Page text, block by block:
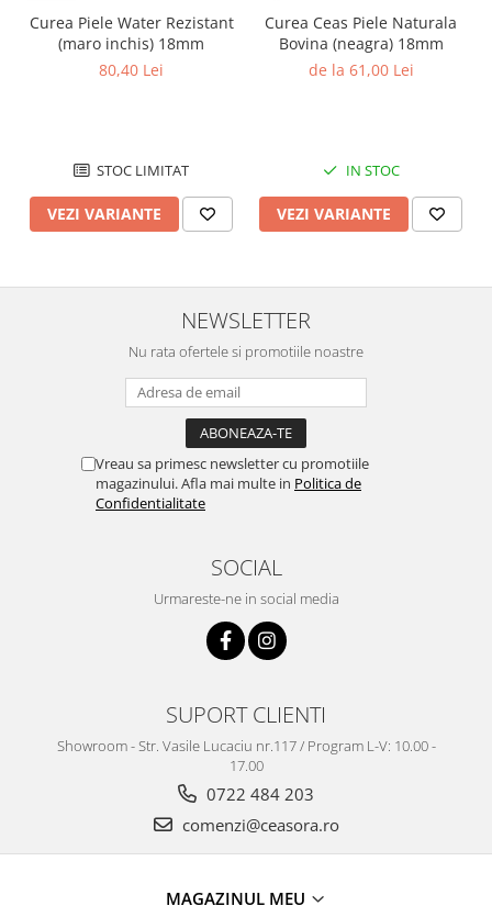
Curatare si Intretinere
Cutii Pastrare Ceasuri
Dispozitive Bratari si Curele
Lupe, Dispozitive Optice
Mecanisme Ceas
Piese Ceasuri
Suporti de Lucru
Surubelnite fine
Truse / Kituri Ceasornicar
Curea Piele Water Rezistant
(maro inchis) 18mm
80,40 Lei
STOC LIMITAT
VEZI VARIANTE
Curea Ceas Piele Naturala
Bovina (neagra) 18mm
de la 61,00 Lei
IN STOC
VEZI VARIANTE
NEWSLETTER
Nu rata ofertele si promotiile noastre
Vreau sa primesc newsletter cu promotiile
magazinului. Afla mai multe in Politica de
Confidentialitate
SOCIAL
Urmareste-ne in social media
SUPORT CLIENTI
Showroom - Str. Vasile Lucaciu nr.117 / Program L-V: 10.00 -
17.00
0722 484 203
comenzi@ceasora.ro
MAGAZINUL MEU